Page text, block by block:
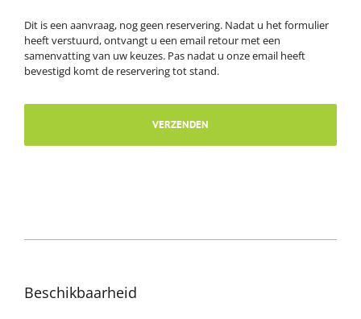
Dit is een aanvraag, nog geen reservering. Nadat u het formulier
heeft verstuurd, ontvangt u een email retour met een
samenvatting van uw keuzes. Pas nadat u onze email heeft
bevestigd komt de reservering tot stand.
Beschikbaarheid